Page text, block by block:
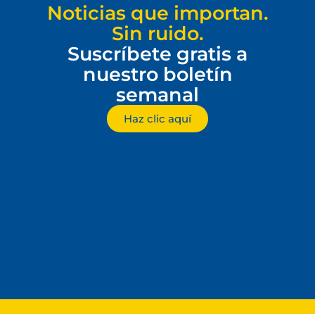
Noticias que importan.
Sin ruido.
Suscríbete gratis a
nuestro boletín
semanal
Haz clic aquí